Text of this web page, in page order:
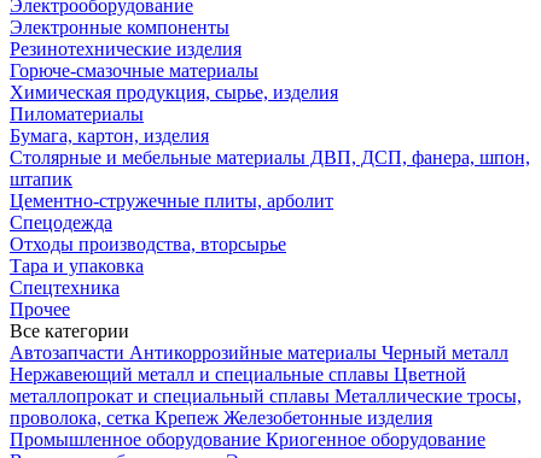
Электрооборудование
Электронные компоненты
Резинотехнические изделия
Горюче-смазочные материалы
Химическая продукция, сырье, изделия
Пиломатериалы
Бумага, картон, изделия
Столярные и мебельные материалы ДВП, ДСП, фанера, шпон,
штапик
Цементно-стружечные плиты, арболит
Спецодежда
Отходы производства, вторсырье
Тара и упаковка
Спецтехника
Прочее
Все категории
Автозапчасти Антикоррозийные материалы Черный металл
Нержавеющий металл и специальные сплавы Цветной
металлопрокат и специальный сплавы Металлические тросы,
проволока, сетка Крепеж Железобетонные изделия
Промышленное оборудование Криогенное оборудование